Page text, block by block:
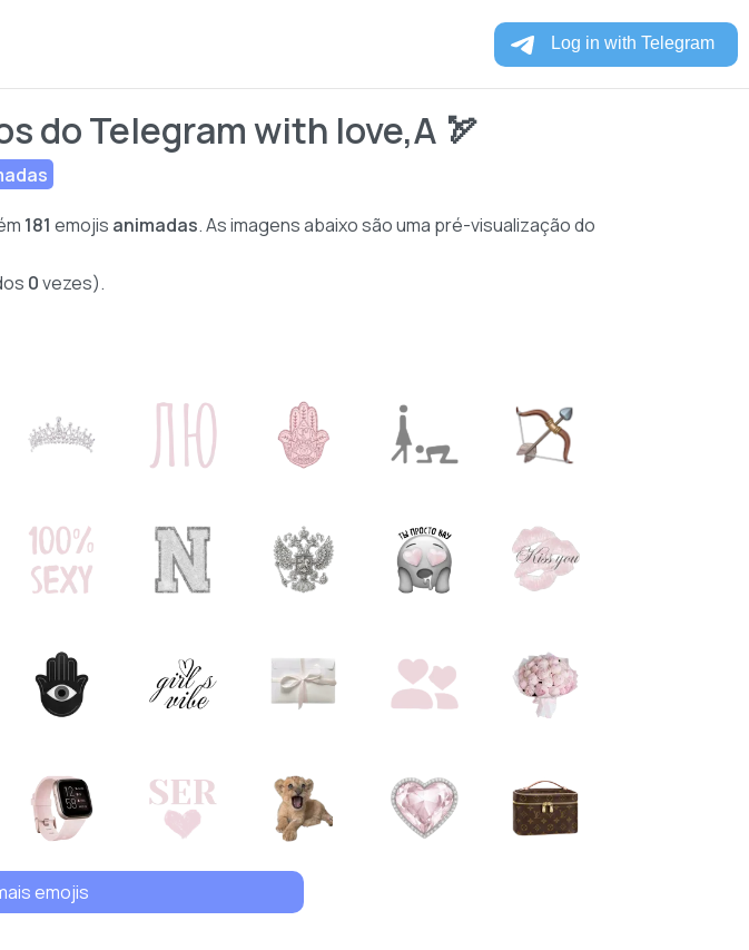
do Telegram with love,A 🏹
181 emojis animadas. As imagens abaixo são uma pré-visualização do
0vezes).
emojis